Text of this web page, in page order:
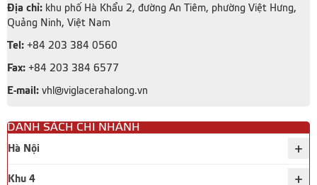
Địa chỉ: khu phố Hà Khẩu 2, đường An Tiêm, phường Việt Hưng,
Quảng Ninh, Việt Nam
Tel: +84 203 384 0560
Fax: +84 203 384 6577
E-mail: vhl@viglacerahalong.vn
DANH SÁCH CHI NHÁNH
Hà Nội +
Khu 4 +